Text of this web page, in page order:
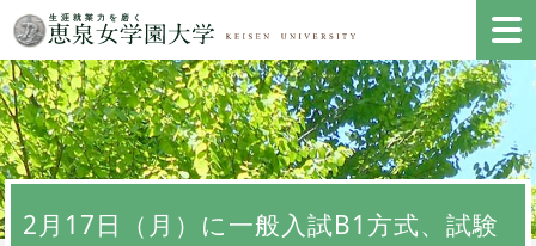
2月17日（月）に一般入試B1方式、試験